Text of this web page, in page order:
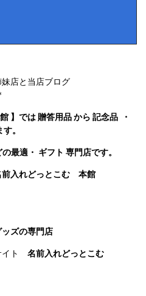
と当店ブログ
】では 贈答用品 から 記念品 ・
。
最適・ ギフト 専門店です。
前入れどっとこむ 本館
ズの専門店
イト 名前入れどっとこむ